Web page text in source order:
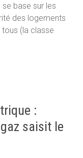
se base sur les
des logements
tous (la classe
:
saisit le